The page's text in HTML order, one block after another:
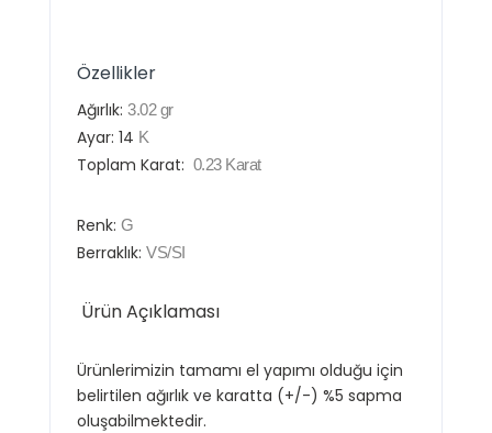
Özellikler
Ağırlık: 3.02gr
Ayar: 14 K
Toplam Karat: 0.23 Karat
Renk: G
Berraklık: VS/SI
Ürün Açıklaması
Ürünlerimizin tamamı el yapımı olduğu için
belirtilen ağırlık ve karatta (+/-) %5 sapma
oluşabilmektedir.